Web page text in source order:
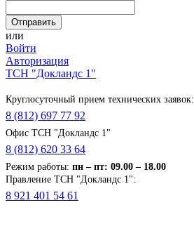
или
Войти
Авторизация
ТСН "Докландс 1"
Круглосуточный прием технических заявок:
8 (812) 697 77 92
Офис ТСН "Докландс 1"
8 (812) 620 33 64
Режим работы: пн – пт: 09.00 – 18.00
Правление ТСН "Докландс 1":
8 921 401 54 61